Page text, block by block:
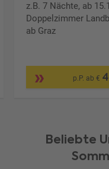
z.B. 7 Nächte, ab
Doppelzimmer
ab Graz
p.P. ab €
Beliebte